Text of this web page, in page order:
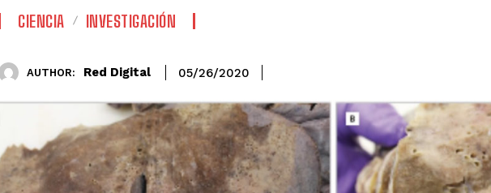
CIENCIA INVESTIGACIÓN
AUTHOR: Red Digital 05/26/2020